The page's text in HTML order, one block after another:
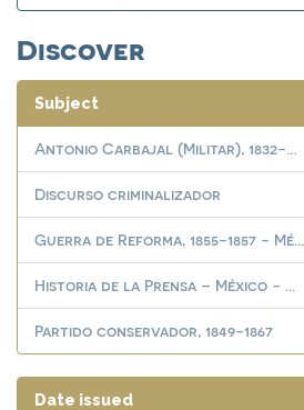
Discover
Subject
Antonio Carbajal (Militar), 1832-...
Discurso criminalizador
Guerra de Reforma, 1855-1857 - Mé...
Historia de la Prensa – México - ...
Partido conservador, 1849-1867
Date issued